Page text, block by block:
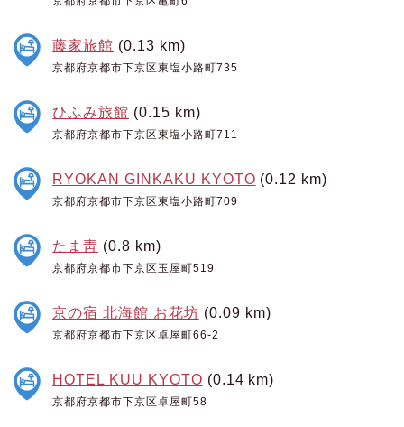
藤家旅館 (0.13 km)
京都府京都市下京区東塩小路町735
ひふみ旅館 (0.15 km)
京都府京都市下京区東塩小路町711
RYOKAN GINKAKU KYOTO (0.12 km)
京都府京都市下京区東塩小路町709
たま靑 (0.8 km)
京都府京都市下京区玉屋町519
京の宿 北海館 お花坊 (0.09 km)
京都府京都市下京区卓屋町66-2
HOTEL KUU KYOTO (0.14 km)
京都府京都市下京区卓屋町58